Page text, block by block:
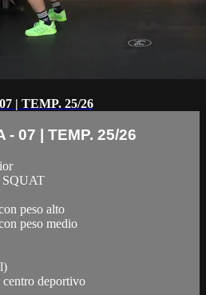
| TEMP. 25/26
- 07 | TEMP. 25/26
SQUAT
peso alto
peso medio
centro deportivo